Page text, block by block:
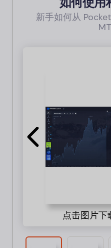
新手如何从
点击图片下